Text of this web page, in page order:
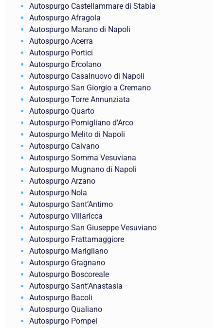
Autospurgo Castellammare di Stabia
Autospurgo Afragola
Autospurgo Marano di Napoli
Autospurgo Acerra
Autospurgo Portici
Autospurgo Ercolano
Autospurgo Casalnuovo di Napoli
Autospurgo San Giorgio a Cremano
Autospurgo Torre Annunziata
Autospurgo Quarto
Autospurgo Pomigliano d’Arco
Autospurgo Melito di Napoli
Autospurgo Caivano
Autospurgo Somma Vesuviana
Autospurgo Mugnano di Napoli
Autospurgo Arzano
Autospurgo Nola
Autospurgo Sant’Antimo
Autospurgo Villaricca
Autospurgo San Giuseppe Vesuviano
Autospurgo Frattamaggiore
Autospurgo Marigliano
Autospurgo Gragnano
Autospurgo Boscoreale
Autospurgo Sant’Anastasia
Autospurgo Bacoli
Autospurgo Qualiano
Autospurgo Pompei